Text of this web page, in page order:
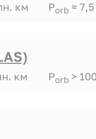
км Porb ≈ 7,5
км Porb >